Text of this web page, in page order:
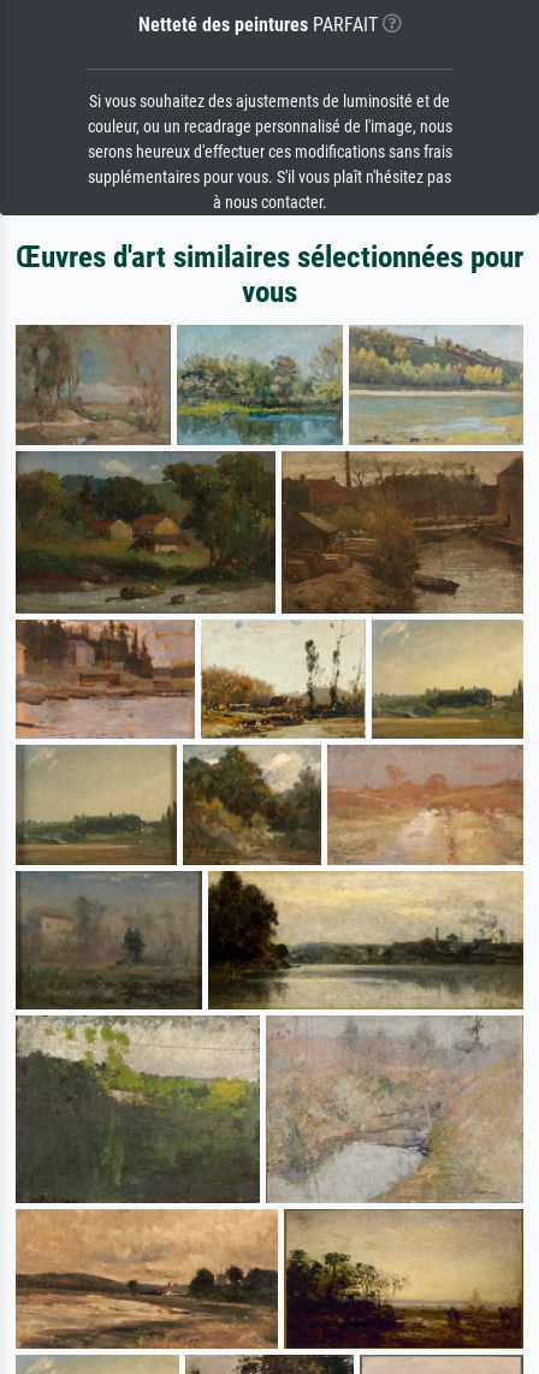
Netteté des peinturesPARFAIT
Si vous souhaitez des ajustements de luminosité et de
couleur, ou un recadrage personnalisé de l'image, nous
serons heureux d'effectuer ces modifications sans frais
supplémentaires pour vous. S'il vous plaît n'hésitez pas
à nous contacter.
Œuvres d'art similaires sélectionnées pour
vous